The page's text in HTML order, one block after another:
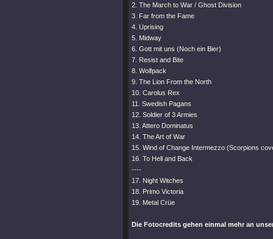
2. The March to War / Ghost Division
3. Far from the Fame
4. Uprising
5. Midway
6. Gott mit uns (Noch ein Bier)
7. Resist and Bite
8. Wolfpack
9. The Lion From the North
10. Carolus Rex
11. Swedish Pagans
12. Soldier of 3 Armies
13. Attero Dominatus
14. The Art of War
15. Wind of Change Intermezzo (Scorpions
16. To Hell and Back
----
17. Night Witches
18. Primo Victoria
19. Metal Crüe
Die Fotocredits gehen einmal mehr an